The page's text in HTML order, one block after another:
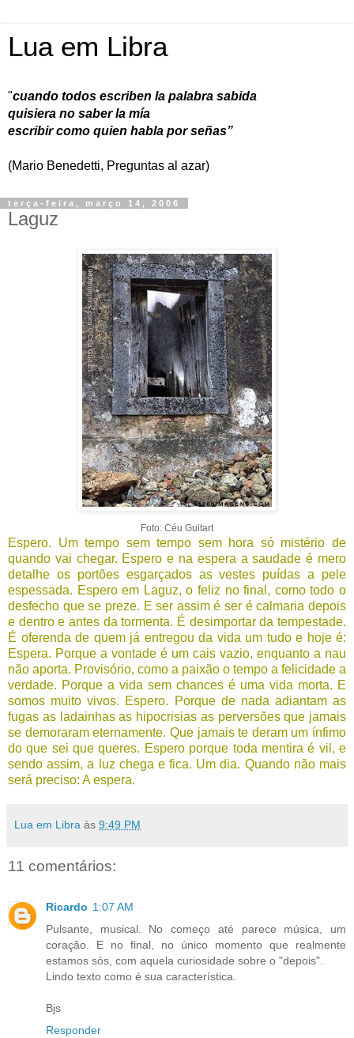
Lua em Libra
"cuando todos escriben la palabra sabida
quisiera no saber la mía
escribir como quien habla por señas”
(Mario Benedetti, Preguntas al azar)
terça-feira, março 14, 2006
Laguz
Foto: Céu Guitart
Espero. Um tempo sem tempo sem hora só mistério de
quando vai chegar. Espero e na espera a saudade é mero
detalhe os portões esgarçados as vestes puídas a pele
espessada. Espero em Laguz, o feliz no final, como todo o
desfecho que se preze. E ser assim é ser é calmaria depois
e dentro e antes da tormenta. É desimportar da tempestade.
É oferenda de quem já entregou da vida um tudo e hoje é:
Espera. Porque a vontade é um cais vazio, enquanto a nau
não aporta. Provisório, como a paixão o tempo a felicidade a
verdade. Porque a vida sem chances é uma vida morta. E
somos muito vivos. Espero. Porque de nada adiantam as
fugas as ladainhas as hipocrisias as perversões que jamais
se demoraram eternamente. Que jamais te deram um ínfimo
do que sei que queres. Espero porque toda mentira é vil, e
sendo assim, a luz chega e fica. Um dia. Quando não mais
será preciso: A espera.
Lua em Libra às 9:49 PM
11 comentários:
Ricardo 1:07 AM
Pulsante, musical. No começo até parece música, um
coração. E no final, no único momento que realmente
estamos sós, com aquela curiosidade sobre o "depois".
Lindo texto como é sua característica.
Bjs
Responder